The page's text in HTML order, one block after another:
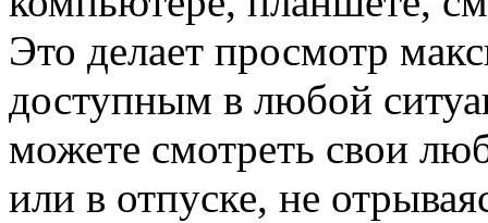
Это делает просмотр
доступным в любой
можете смотреть свои
или в отпуске, не